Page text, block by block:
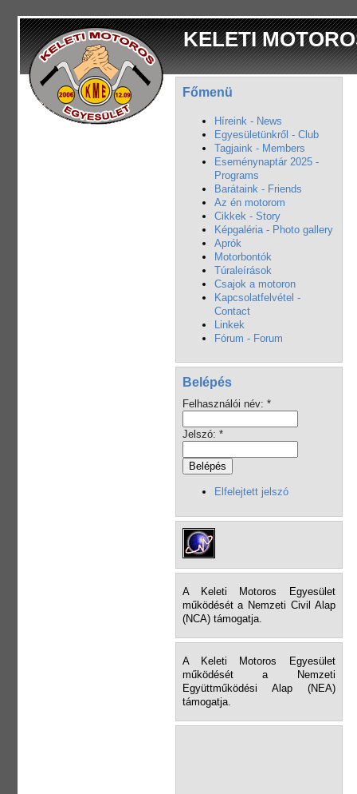
KELETI
Főmenü
Híreink - News
Egyesületünkről - Club
Tagjaink - Members
Eseménynaptár 2025 -
Programs
Barátaink - Friends
Az én motorom
Cikkek - Story
Képgaléria - Photo gallery
Aprók
Motorbontók
Túraleírások
Csajok a motoron
Kapcsolatfelvétel -
Contact
Linkek
Fórum - Forum
Belépés
Felhasználói név: *
Jelszó: *
Elfelejtett jelszó
A Keleti Motoros Egyesület
működését a Nemzeti Civil Alap
(NCA) támogatja.
A Keleti Motoros Egyesület
működését a Nemzeti
Együttműködési Alap (NEA)
támogatja.